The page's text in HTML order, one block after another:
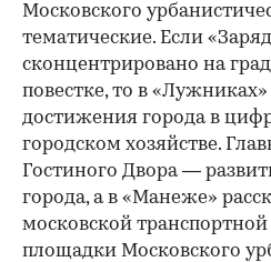
Московского
тематические. Если
сконцентрировано на
повестке, то в
достижения города в
городском хозяйстве.
Гостиного Двора —
города, а в «Манеже»
московской транспортной
площадки Московского